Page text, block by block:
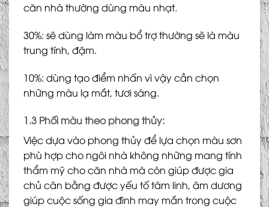
căn nhà thường dùng màu nhạt.
30%: sẽ dùng làm màu bổ trợ thường sẽ là màu
trung tính, đậm.
10%: dùng tạo điểm nhấn vì vậy cần chọn
những màu lạ mắt, tươi sáng.
1.3 Phối màu theo phong thủy:
Việc dựa vào phong thủy để lựa chọn màu sơn
phù hợp cho ngôi nhà không những mang tính
thẩm mỹ cho căn nhà mà còn giúp được gia
chủ cân bằng được yếu tố tâm linh, âm dương
giúp cuộc sống gia đình may mắn trong cuộc